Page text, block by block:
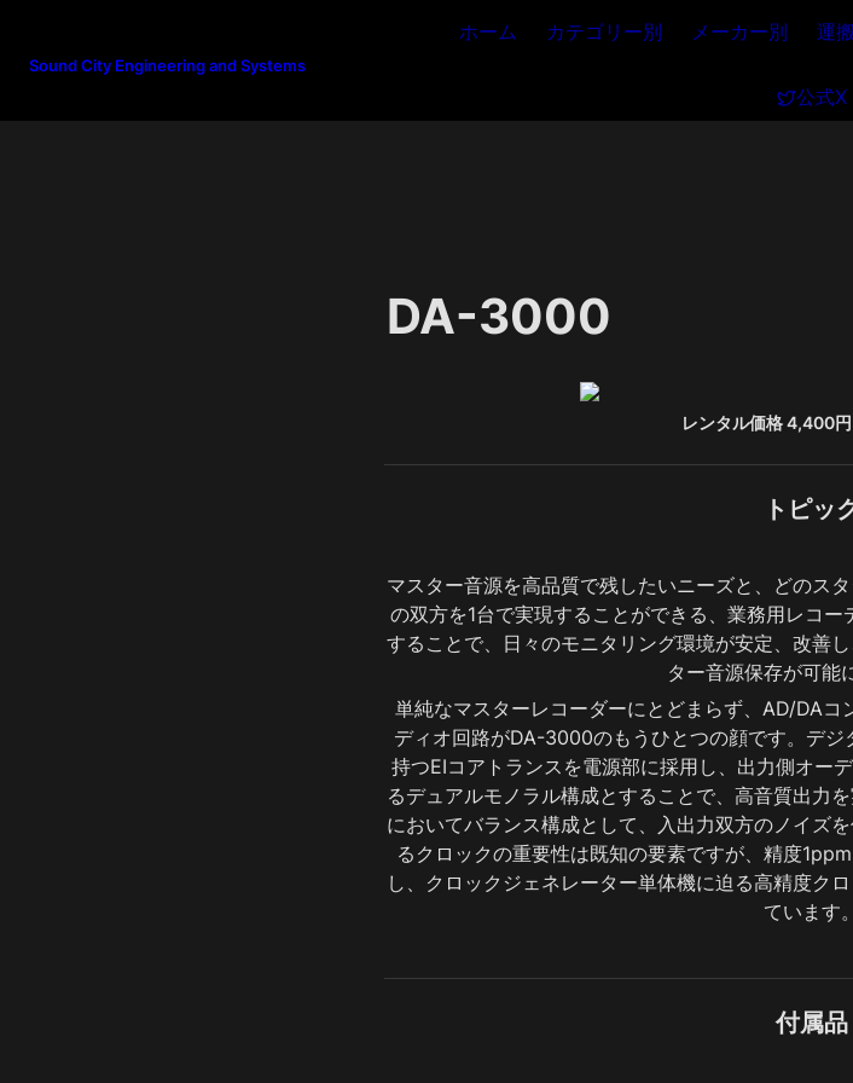
Sound City Engineering and Systems
ホーム カテゴリー別 メーカー別 運
公式X
DA-3000
レンタル価格 4,400円
トピッ
マスター音源を高品質で残したいニーズと、どのス
の双方を1台で実現することができる、業務用レコ
することで、日々のモニタリング環境が安定、改善
ター音源保存が可能
単純なマスターレコーダーにとどまらず、AD/DA
ディオ回路がDA-3000のもうひとつの顔です。デ
持つEIコアトランスを電源部に採用し、出力側オー
るデュアルモノラル構成とすることで、高音質出力
においてバランス構成として、入出力双方のノイズ
るクロックの重要性は既知の要素ですが、精度
し、クロックジェネレーター単体機に迫る高精度ク
ています。
付属品